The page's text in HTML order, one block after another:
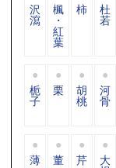
沢
瀉
楓
・
紅
葉
柿 杜
若
栀
子
栗 胡
桃
河
骨
薄 董 芹 大